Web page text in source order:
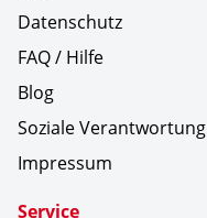
Datenschutz
FAQ / Hilfe
Blog
Soziale Verantwortung
Impressum
Service